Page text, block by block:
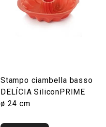
Stampo ciambella basso
DELÍCIA SiliconPRIME
ø 24 cm